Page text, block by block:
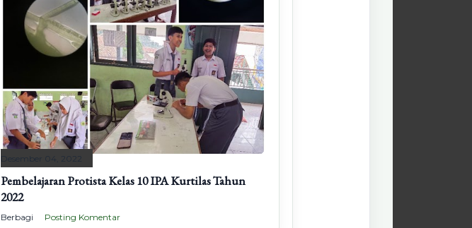
Desember 04, 2022
Pembelajaran Protista Kelas 10 IPA Kurtilas Tahun
2022
Berbagi Posting Komentar